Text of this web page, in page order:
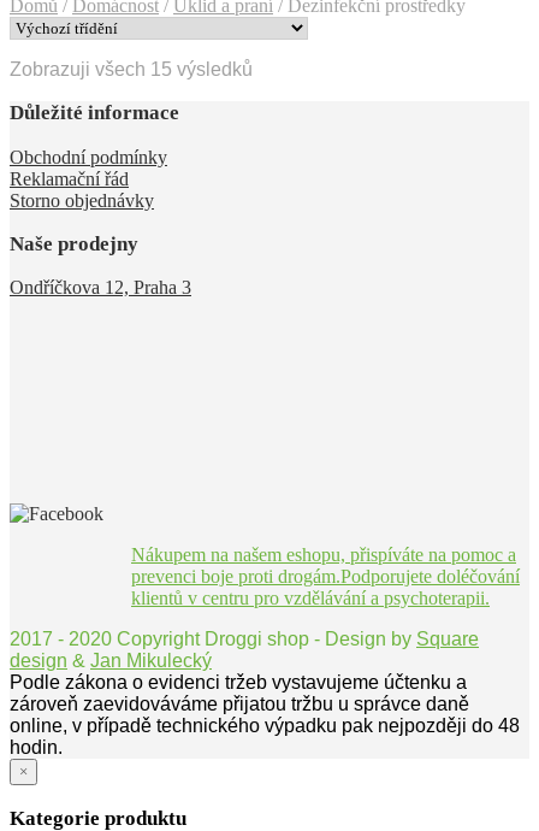
Domů / Domácnost / Úklid a praní /Dezinfekční prostředky
Zobrazuji všech 15 výsledků
Důležité informace
Obchodní podmínky
Reklamační řád
Storno objednávky
Naše prodejny
Ondříčkova 12, Praha 3
Nákupem na našem eshopu, přispíváte na pomoc a
prevenci boje proti drogám.Podporujete doléčování
klientů v centru pro vzdělávání a psychoterapii.
2017 - 2020 Copyright Droggi shop - Design by Square
design & Jan Mikulecký
Podle zákona o evidenci tržeb vystavujeme účtenku a
zároveň zaevidováváme přijatou tržbu u správce daně
online, v případě technického výpadku pak nejpozději do 48
hodin.
×
Kategorie produktu